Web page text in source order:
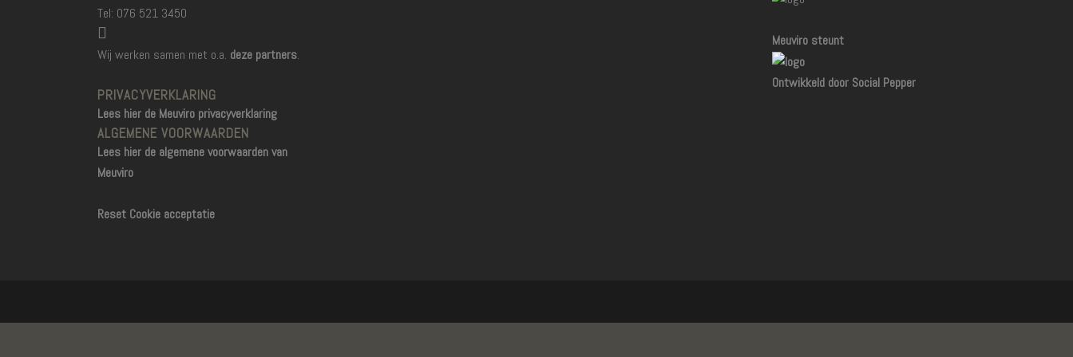
Tel: 076 521 3450
Wij werken samen met o.a. deze partners.
PRIVACYVERKLARING
Lees hier de Meuviro privacyverklaring
ALGEMENE VOORWAARDEN
Lees hier de algemene voorwaarden van
Meuviro
Reset Cookie acceptatie
Meuviro steunt
Ontwikkeld door Social Pepper